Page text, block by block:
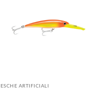
ESCHE ARTIFICIALI